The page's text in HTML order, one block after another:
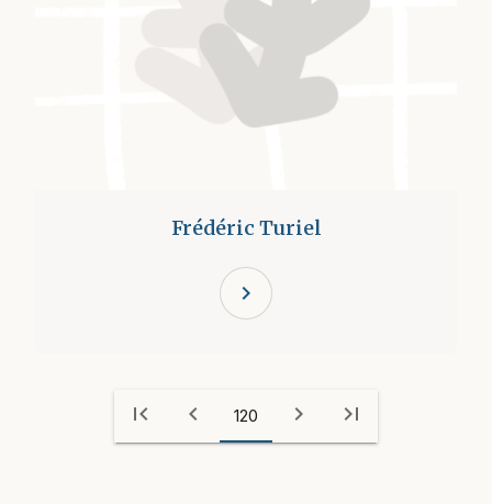
Frédéric Turiel
chevron_right
first_page chevron_left 120 chevron_right last_page